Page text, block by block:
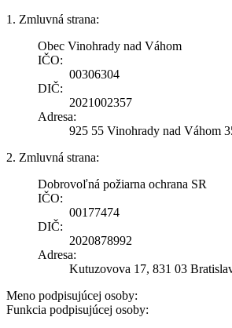
1. Zmluvná strana:
Obec Vinohrady nad Váhom
IČO:
00306304
DIČ:
2021002357
Adresa:
925 55 Vinohrady nad Váhom
2. Zmluvná strana:
Dobrovoľná požiarna ochrana SR
IČO:
00177474
DIČ:
2020878992
Adresa:
Kutuzovova 17, 831 03
Meno podpisujúcej osoby:
Funkcia podpisujúcej osoby: